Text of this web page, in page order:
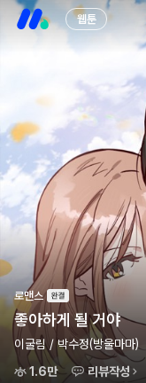
웹툰
로맨스
좋아하게 될 거야
이굴림 / 박수정(방울마마)
1.6만
리뷰작성